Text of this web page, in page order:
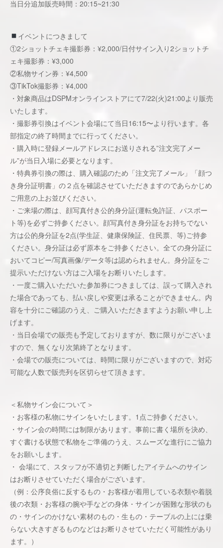
当日分追加販売時間：20:15~21:30
イベントにつきまして
①2ショットチェキ撮影券：¥2,000/日付サイン入り2ショットチ
ェキ撮影券：¥3,000
②私物サイン券：¥4,500
③TikTok撮影券：¥4,000
・対象商品はDSPMオンラインストアにて7/22(火)21:00より販売
いたします。
・撮影券引換はイベント会場にて当日16:15〜より行います。各
部指定の終了時間までに行ってください。
・購入時に登録メールアドレスにお送りされる”注文完了メー
ル”が当日入場に必要となります。
・特典券引換の際は、購入確認のため「注文完了メール」「顔つ
き身分証明書」の２点を確認させていただきますのであらかじめ
ご用意の上お並びください。
・ご来場の際は、顔写真付き公的身分証(運転免許証、パスポー
ト等)を必ずご持参ください。顔写真付き身分証をお持ちでない
方は公的身分証を2点(学生証、健康保険証、住⺠票、等)ご持参
ください。身分証は必ず原本をご持参ください。全ての身分証に
おいてコピー/写真画像/データ等は認められません。身分証をご
提示いただけない方はご入場をお断りいたします。
・一度ご購入いただいた参加券につきましては、誤って購入され
た場合であっても、払い戻しや変更は承ることができません。内
容を十分にご確認のうえ、ご購入いただきますようお願い申し上
げます。
・当日会場での販売も予定しておりますが、数に限りがございま
すので、無くなり次第終了となります。
・会場での販売については、時間に限りがございますので、対応
可能な人数で販売列を区切らせて頂きます。
＜私物サイン会について＞
・お客様の私物にサインをいたします。1点ご持参ください。
・サイン会の時間には制限があります。事前に書く場所を決め、
すぐ書ける状態で私物をご準備のうえ、スムーズな進行にご協力
をお願いします。
・ 会場にて、スタッフが不適切と判断したアイテムへのサイン
はお断りさせていただく場合がございます。
（例：公序良俗に反するもの・お客様が着用している衣類や着脱
後の衣類・お客様の腕や手などの身体・サインが困難な形状のも
の・サインのかけない素材のもの・生もの・テーブルの上には乗
らない大きすぎるものなどはお断りさせていただく可能性があり
ます。）